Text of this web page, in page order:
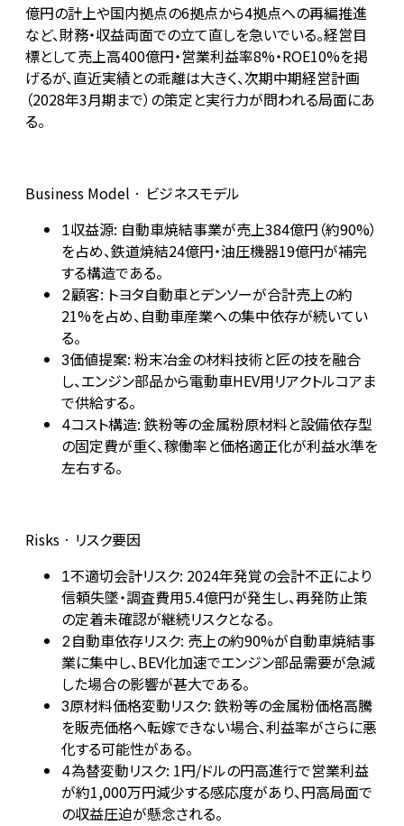
億円の計上や国内拠点の6拠点から4拠点への再編推進
など、財務・収益両面での立て直しを急いでいる。経営目
標として売上高400億円・営業利益率8%・ROE10%を掲
げるが、直近実績との乖離は大きく、次期中期経営計画
（2028年3月期まで）の策定と実行力が問われる局面にあ
る。
Business Model · ビジネスモデル
1収益源: 自動車焼結事業が売上384億円（約90%）
を占め、鉄道焼結24億円・油圧機器19億円が補完
する構造である。
2顧客: トヨタ自動車とデンソーが合計売上の約
21%を占め、自動車産業への集中依存が続いてい
る。
3価値提案: 粉末冶金の材料技術と匠の技を融合
し、エンジン部品から電動車HEV用リアクトルコアま
で供給する。
4コスト構造: 鉄粉等の金属粉原材料と設備依存型
の固定費が重く、稼働率と価格適正化が利益水準を
左右する。
Risks · リスク要因
1不適切会計リスク: 2024年発覚の会計不正により
信頼失墜・調査費用5.4億円が発生し、再発防止策
の定着未確認が継続リスクとなる。
2自動車依存リスク: 売上の約90%が自動車焼結事
業に集中し、BEV化加速でエンジン部品需要が急減
した場合の影響が甚大である。
3原材料価格変動リスク: 鉄粉等の金属粉価格高騰
を販売価格へ転嫁できない場合、利益率がさらに悪
化する可能性がある。
4為替変動リスク: 1円/ドルの円高進行で営業利益
が約1,000万円減少する感応度があり、円高局面で
の収益圧迫が懸念される。